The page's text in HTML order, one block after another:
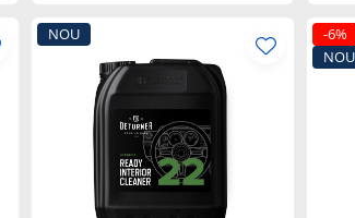
NOU
-6%
NOU